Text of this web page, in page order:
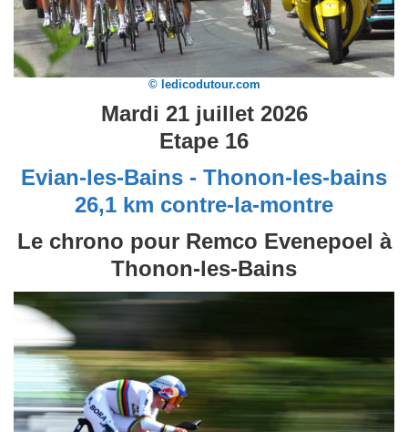
© ledicodutour.com
Mardi 21 juillet 2026
Etape 16
Evian-les-Bains - Thonon-les-bains
26,1 km contre-la-montre
Le chrono pour Remco Evenepoel à
Thonon-les-Bains